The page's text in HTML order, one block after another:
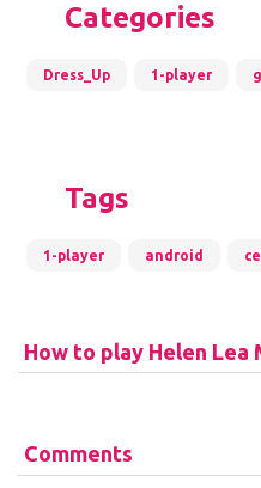
Categories
Dress_Up 1-player
Tags
1-player android
How to play Helen Lea
Comments